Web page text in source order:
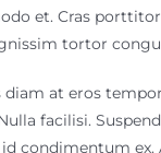
et. Cras
tortor
diam at eros
facilisi.
condimentum ex.